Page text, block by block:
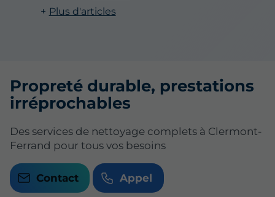
Plus d'articles
Propreté durable, prestations
irréprochables
Des services de nettoyage complets à Clermont-
Ferrand pour tous vos besoins
Contact Appel